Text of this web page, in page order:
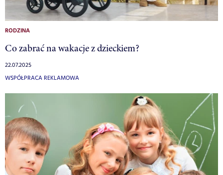
RODZINA
Co zabrać na wakacje z dzieckiem?
22.07.2025
WSPÓŁPRACA REKLAMOWA